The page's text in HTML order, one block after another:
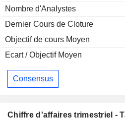
Nombre d'Analystes
Dernier Cours de Cloture
Objectif de cours Moyen
Ecart / Objectif Moyen
Consensus
Chiffre d'affaires trimestriel -